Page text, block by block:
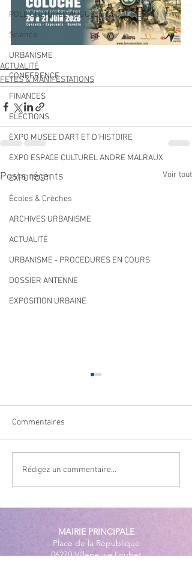
POLE CULTUREL AUGUSTE ESCOFFIER
Science
URBANISME
CONFERENCE
FINANCES
ELECTIONS
EXPO MUSEE D'ART ET D'HISTOIRE
EXPO ESPACE CULTUREL ANDRE MALRAUX
EXPO TOSTI
Écoles & Crèches
ARCHIVES URBANISME
ACTUALITÉ
URBANISME - PROCEDURES EN COURS
DOSSIER ANTENNE
EXPOSITION URBAINE
ACTUALITÉ
FETES & MANIFESTATIONS
Posts récents Voir tout
Cet été, la musique s’invite
à Villeneuve Loubet ! ☀️🎤
Commentaires
Rédigez un commentaire...
MAIRIE PRINCIPALE
Place de la République
06270 Villeneuve Loubet